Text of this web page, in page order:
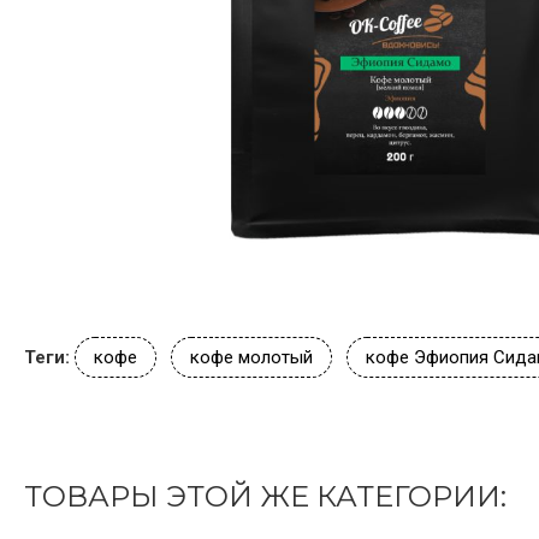
Теги: кофе кофе молотый кофе Эфиопия
ТОВАРЫ ЭТОЙ ЖЕ КАТЕГОРИИ: